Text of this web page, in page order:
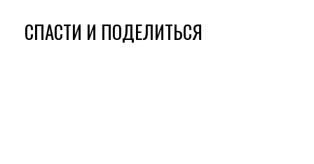
СПАСТИ И ПОДЕЛИТЬСЯ